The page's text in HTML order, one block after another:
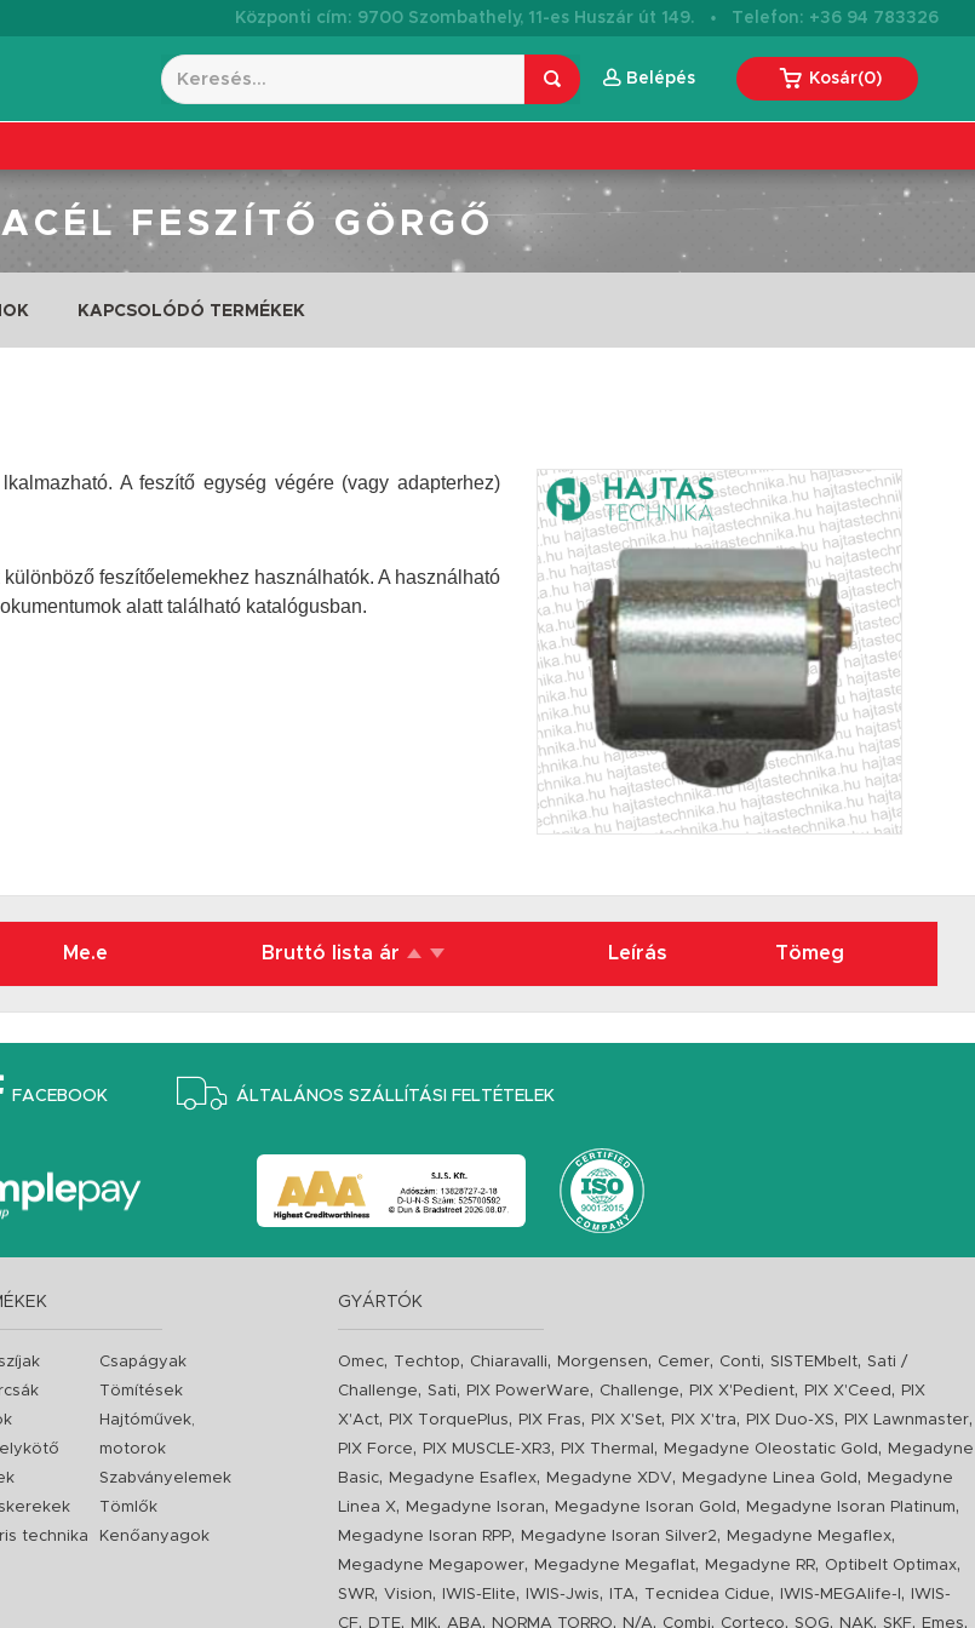
Központi cím: 9700 Szombathely, 11-es Huszár út 149. · Telefon: +36 94 783326
Belépés Kosár(0)
FESZÍTŐ GÖRGŐ
KAPCSOLÓDÓ TERMÉKEK
A feszítő egység végére (vagy adapterhez)
feszítőelemekhez használhatók. A használható
alatt található katalógusban.
Me.e Bruttó lista ár Leírás Tömeg
FACEBOOK ÁLTALÁNOS SZÁLLÍTÁSI FELTÉTELEK
technika
Csapágyak
Tömítések
Hajtóművek,
motorok
Szabványelemek
Tömlők
Kenőanyagok
GYÁRTÓK
Omec, Techtop, Chiaravalli, Morgensen, Cemer, Conti,SISTEMbelt,Sati /
Challenge,Sati, PIX PowerWare, Challenge, PIX X'Pedient, PIX X'Ceed ,
PIX
X'Act, PIX TorquePlus, PIX Fras, PIX X'Set, PIX X'tra, PIX Duo-XS, PIX Lawnmaster,
PIX Force, PIX MUSCLE-XR3, PIX Thermal , Megadyne Oleostatic Gold ,
Megadyne
Basic, Megadyne Esaflex, Megadyne XDV, Megadyne Linea Gold ,
Megadyne
Linea X, Megadyne Isoran, Megadyne Isoran Gold , Megadyne Isoran Platinum,
Megadyne Isoran RPP, Megadyne Isoran Silver2, Megadyne Megaflex,
Megadyne Megapower, Megadyne Megaflat, Megadyne RR, Optibelt Optimax,
SWR,Vision, IWIS-Elite, IWIS-Jwis, ITA, Tecnidea Cidue, IWIS-MEGAlife-I ,
IWIS-
CF, DTE, MIK, ABA, NORMA TORRO, N/A, Combi, Corteco,SOG, NAK,SKF, Emes,